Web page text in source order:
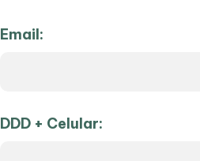
Email:
DDD + Celular: